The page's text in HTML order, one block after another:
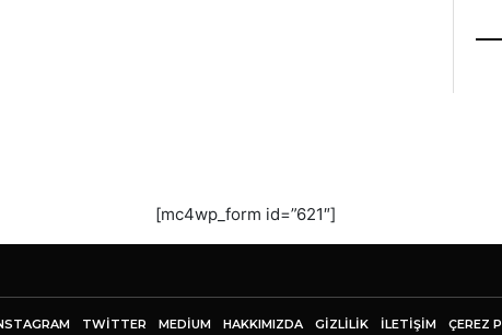
[mc4wp_form id=”621″]
TWITTER MEDIUM HAKKIMIZDA GİZLİLİK İLETIŞIM ÇEREZ